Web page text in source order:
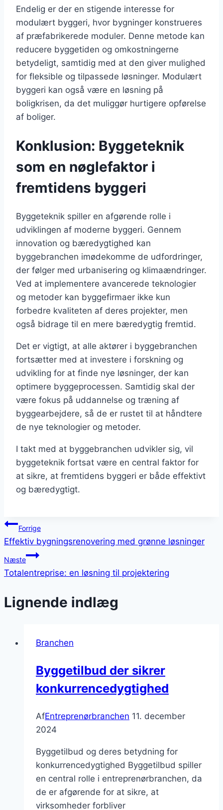
Endelig er der en stigende interesse for
modulært byggeri, hvor bygninger konstrueres
af præfabrikerede moduler. Denne metode kan
reducere byggetiden og omkostningerne
betydeligt, samtidig med at den giver mulighed
for fleksible og tilpassede løsninger. Modulært
byggeri kan også være en løsning på
boligkrisen, da det muliggør hurtigere opførelse
af boliger.
Konklusion: Byggeteknik
som en nøglefaktor i
fremtidens byggeri
Byggeteknik spiller en afgørende rolle i
udviklingen af moderne byggeri. Gennem
innovation og bæredygtighed kan
byggebranchen imødekomme de udfordringer,
der følger med urbanisering og klimaændringer.
Ved at implementere avancerede teknologier
og metoder kan byggefirmaer ikke kun
forbedre kvaliteten af deres projekter, men
også bidrage til en mere bæredygtig fremtid.
Det er vigtigt, at alle aktører i byggebranchen
fortsætter med at investere i forskning og
udvikling for at finde nye løsninger, der kan
optimere byggeprocessen. Samtidig skal der
være fokus på uddannelse og træning af
byggearbejdere, så de er rustet til at håndtere
de nye teknologier og metoder.
I takt med at byggebranchen udvikler sig, vil
byggeteknik fortsat være en central faktor for
at sikre, at fremtidens byggeri er både effektivt
og bæredygtigt.
Indlægsnavigation
Forrige
Effektiv bygningsrenovering med grønne løsninger
Næste
Totalentreprise: en løsning til projektering
Lignende indlæg
Branchen
Byggetilbud der sikrer
konkurrencedygtighed
AfEntreprenørbranchen 11. december
2024
Byggetilbud og deres betydning for
konkurrencedygtighed Byggetilbud spiller
en central rolle i entreprenørbranchen, da
de er afgørende for at sikre, at
virksomheder forbliver